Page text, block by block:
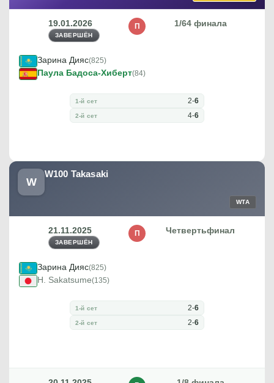
19.01.2026
ЗАВЕРШЁН
1/64 финала
П
Зарина Дияс(825)
Паула Бадоса-Хиберт(84)
1-й сет 2-6
2-й сет 4-6
W
W100 Takasaki
WTA
21.11.2025
ЗАВЕРШЁН
Четвертьфинал
П
Зарина Дияс(825)
H. Sakatsume(135)
1-й сет 2-6
2-й сет 2-6